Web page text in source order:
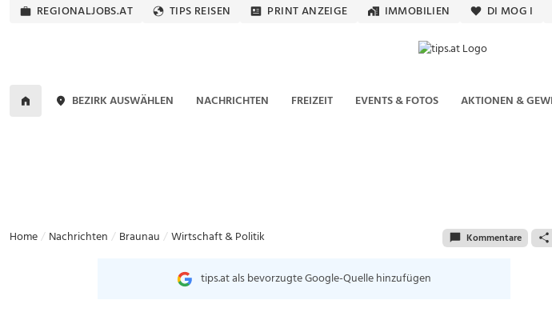
REGIONALJOBS.AT TIPS REISEN PRINT ANZEIGE IMMOBILIEN DI MOG I
BEZIRK AUSWÄHLEN NACHRICHTEN FREIZEIT EVENTS & FOTOS AKTIONEN &
Home Nachrichten Braunau Wirtschaft & Politik Kommentare
tips.at als bevorzugte Google-Quelle hinzufügen